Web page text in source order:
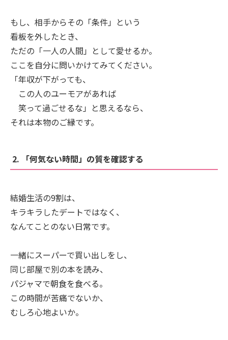
もし、相手からその「条件」という
看板を外したとき、
ただの「一人の人間」として愛せるか。
ここを自分に問いかけてみてください。
「年収が下がっても、
この人のユーモアがあれば
笑って過ごせるな」と思えるなら、
それは本物のご縁です。
2. 「何気ない時間」の質を確認する
結婚生活の9割は、
キラキラしたデートではなく、
なんてことのない日常です。
一緒にスーパーで買い出しをし、
同じ部屋で別の本を読み、
パジャマで朝食を食べる。
この時間が苦痛でないか、
むしろ心地よいか。